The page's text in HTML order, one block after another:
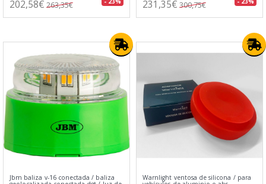
202,58€ 263,35€ - 23% 231,35€ 300,75€ - 23%
Jbm baliza v-16 conectada / baliza Warnlight ventosa de silicona / para